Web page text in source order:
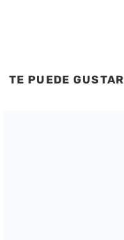
TE PUEDE GUSTAR